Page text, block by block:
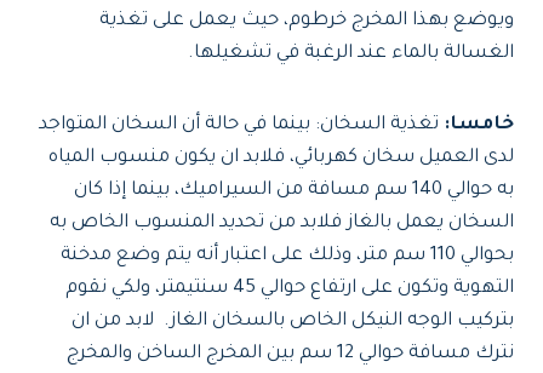
ويوضع بهذا المخرج خرطوم، حيث يعمل على تغذية
الغسالة بالماء عند الرغبة في تشغيلها.
خامسا: تغذية السخان: بينما في حالة أن السخان المتواجد
لدى العميل سخان كهربائي، فلابد ان يكون منسوب المياه
به حوالي 140 سم مسافة من السيراميك، بينما إذا كان
السخان يعمل بالغاز فلابد من تحديد المنسوب الخاص به
بحوالي 110 سم متر، وذلك على اعتبار أنه يتم وضع مدخنة
التهوية وتكون على ارتفاع حوالي 45 سنتيمتر، ولكي نقوم
بتركيب الوجه النيكل الخاص بالسخان الغاز. لابد من ان
نترك مسافة حوالي 12 سم بين المخرج الساخن والمخرج